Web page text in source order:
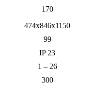
170
474x846x1150
99
IP 23
1 – 26
300